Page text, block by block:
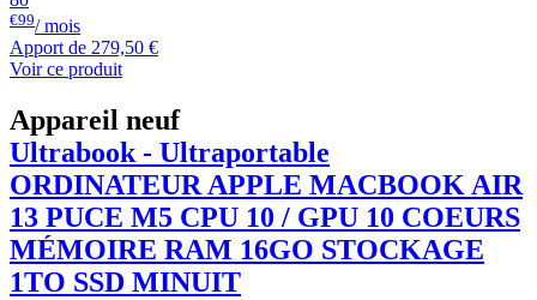
€99/ mois
Apport de 279,50 €
Voir ce produit
Appareil neuf
Ultrabook - Ultraportable
ORDINATEUR APPLE MACBOOKAIR
13 PUCE M5 CPU 10 / GPU 10 COEURS
MÉMOIRE RAM 16GO STOCKAGE
1TO SSD MINUIT